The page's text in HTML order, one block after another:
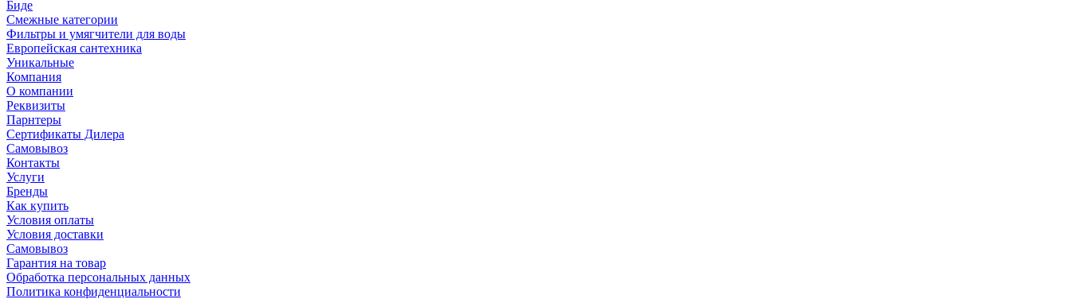
Биде
Смежные категории
Фильтры и умягчители для воды
Европейская сантехника
Уникальные
Компания
О компании
Реквизиты
Парнтеры
Сертификаты Дилера
Самовывоз
Контакты
Услуги
Бренды
Как купить
Условия оплаты
Условия доставки
Самовывоз
Гарантия на товар
Обработка персональных данных
Политика конфиденциальности